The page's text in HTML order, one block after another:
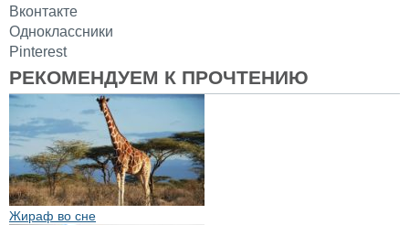
Вконтакте
Одноклассники
Pinterest
РЕКОМЕНДУЕМ К ПРОЧТЕНИЮ
Жираф во сне